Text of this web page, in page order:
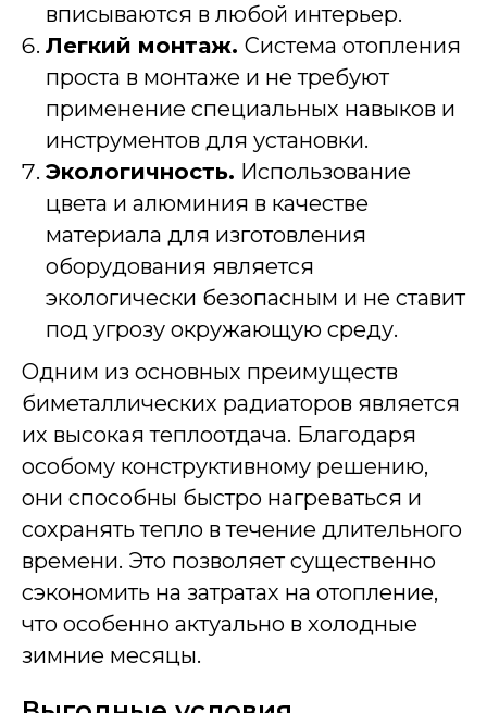
вписываются в любой интерьер.
Легкий монтаж. Система отопления
проста в монтаже и не требуют
применение специальных навыков и
инструментов для установки.
Экологичность. Использование
цвета и алюминия в качестве
материала для изготовления
оборудования является
экологически безопасным и не ставит
под угрозу окружающую среду.
Одним из основных преимуществ
биметаллических радиаторов является
их высокая теплоотдача. Благодаря
особому конструктивному решению,
они способны быстро нагреваться и
сохранять тепло в течение длительного
времени. Это позволяет существенно
сэкономить на затратах на отопление,
что особенно актуально в холодные
зимние месяцы.